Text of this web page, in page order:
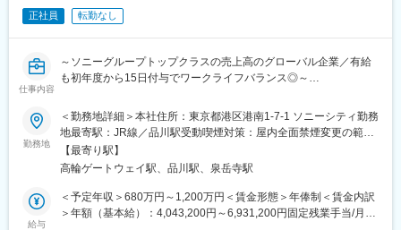
正社員 転勤なし
仕事内容
～ソニーグループトップクラスの売上高のグローバル企業／有給
も初年度から15日付与でワークライフバランス◎～
■業務内容
PlayStation向けカスタムSSDのハードウェアおよびファームウェ
アを評価するため、Linux OS上にカスタムドライバを実装し、評
価ソフトウェアや性能ベンチマークソフトウェアの構築を行いま
す。
また、量産に耐えうる高い品質を確保するため、多数の評価機材
を並べたテスト環境において、自動テスト機構を独自に設計・構
勤務地
＜勤務地詳細＞本社住所：東京都港区港南1-7-1 ソニーシティ勤務
地最寄駅：JR線／品川駅受動喫煙対策：屋内全面禁煙変更の範
囲：会社の定める事業所（リモートワーク含む）
【最寄り駅】
高輪ゲートウェイ駅、品川駅、泉岳寺駅
給与
＜予定年収＞680万円～1,200万円＜賃金形態＞年俸制＜賃金内訳
＞年額（基本給）：4,043,200円～6,931,200円固定残業手当/月：